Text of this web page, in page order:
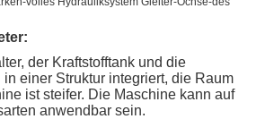
der Kraftstofftank und die
einer Struktur integriert, die Raum
ist steifer. Die Maschine kann auf
anwendbar sein.